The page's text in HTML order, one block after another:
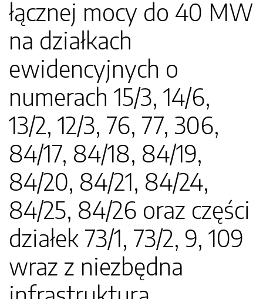
łącznej mocy do 40 MW
na działkach
ewidencyjnych o
numerach 15/3, 14/6,
13/2, 12/3, 76, 77, 306,
84/17, 84/18, 84/19,
84/20, 84/21, 84/24,
84/25, 84/26 oraz części
działek 73/1, 73/2, 9, 109
wraz z niezbędna